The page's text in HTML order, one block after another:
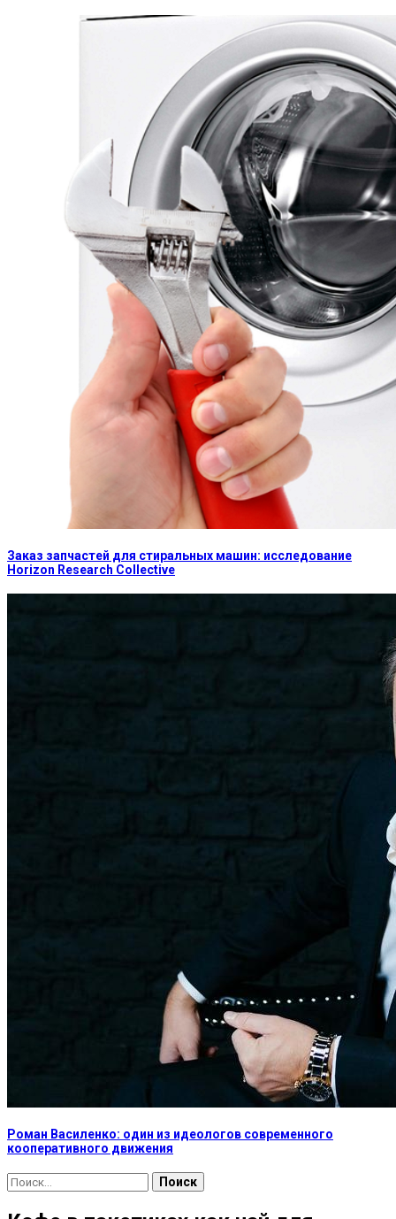
Заказ запчастей для стиральных машин: исследование
Horizon Research Collective
Роман Василенко: один из идеологов современного
кооперативного движения
Найти: